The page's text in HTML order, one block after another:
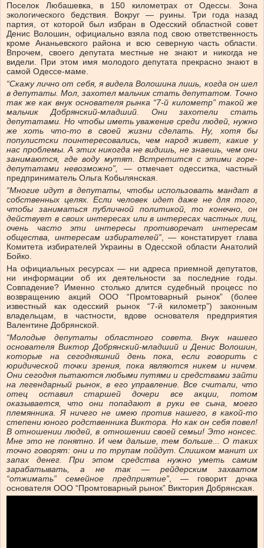
Поселок Любашевка, в 150 километрах от Одессы. Зона
экологического бедствия. Вокруг — руины. Три года назад
партия, от которой был избран в Одесский областной совет
Денис Волошин, официально взяла под свою ответственность
кроме Ананьевского района и всю северную часть области.
Впрочем, своего депутата местные не знают и никогда не
видели. При этом имя молодого депутата прекрасно знают в
самой Одессе-маме.
“Скажу лично от себя, я видела Волошина лишь, когда он шел
в депутаты. Мол, захотел мальчик стать депутатом. Точно
так же как внук основателя рынка “7-й километр” такой же
мальчик Добрянский-младший. Они захотели стать
депутатами. Но чтобы иметь уважение среди людей, нужно
же хоть что-то в своей жизни сделать. Ну, хотя бы
популистски поинтересовались, чем народ живет, какие у
нас проблемы. А этих никогда не видишь, не знаешь, чем они
занимаются, где воду мутят. Встретится с этими горе-
депутатами невозможно”, —отмечает одесситка, частный
предприниматель Ольга Кобылянская.
“Многие идут в депутаты, чтобы использовать мандат в
собственных целях. Если человек идет даже не для того,
чтобы заниматься публичной политикой, то конечно, он
действует в своих интересах или в интересах частных лиц,
очень часто эти интересы противоречат интересам
общества, интересам избирателей”, — констатирует глава
Комитета избирателей Украины в Одесской области Анатолий
Бойко.
На официальных ресурсах — ни адреса приемной депутатов,
ни информации об их деятельности за последние годы.
Совпадение? Именно столько длится судебный процесс по
возвращению акций ООО “Промтоварный рынок” (более
известный как одесский рынок “7-й километр”) законным
владельцам, в частности, вдове основателя предприятия
Валентине Добрянской.
“Молодые депутаты областного совета. Внук нашего
основателя Виктор Добрянский-младший и Денис Волошин,
которые на сегодняшний день пока, если говорить с
юридической точки зрения, пока являются никем и ничем.
Они сегодня пытаются любыми путями и средствами зайти
на легендарный рынок, в его управление. Все считали, что
отец оставил старшей дочери все акции, потом
оказывается, что они попадают в руки ее сына, моего
племянника. Я ничего не имею против нашего, в какой-то
степени юного родственника Виктора. Но как он себя повел!
В отношении людей, в отношении своей семьи! Это нонсес.
Мне это не понятно. И чем дальше, тем больше... О таких
точно говорят: они и по трупам пойдут. Слишком манит их
запах денег. При этом средства нужно уметь самим
зарабатывать, а не так — рейдерским захватом
“отжимать” семейное предприятие”, — говорит дочка
основателя ООО “Промтоварный рынок” Виктория Добрянская.